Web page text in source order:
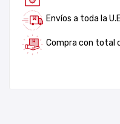
Envíos a toda la
Compra con total